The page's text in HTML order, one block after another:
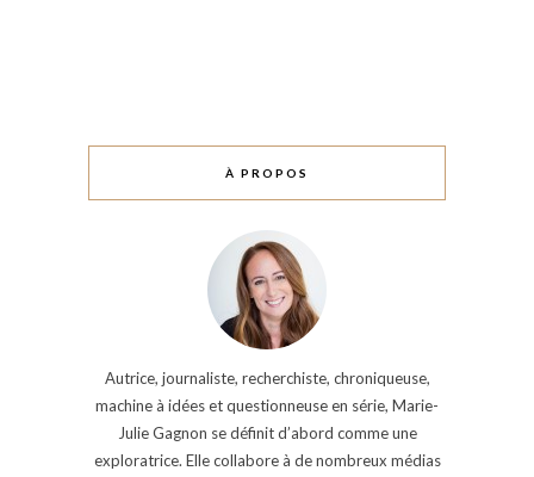
À PROPOS
Autrice, journaliste, recherchiste, chroniqueuse,
machine à idées et questionneuse en série, Marie-
Julie Gagnon se définit d’abord comme une
exploratrice. Elle collabore à de nombreux médias